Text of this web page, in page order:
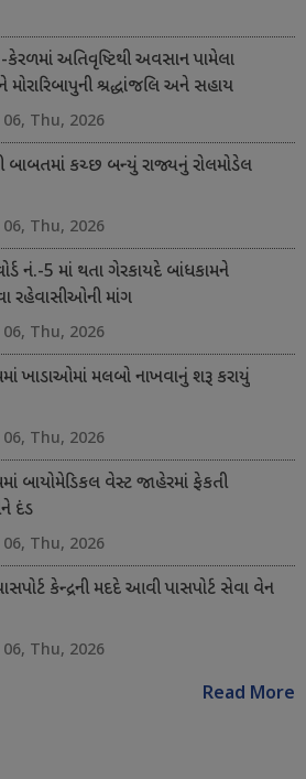
અતિવૃષ્ટિથી અવસાન પામેલા
મોરારિબાપુની શ્રદ્ધાંજલિ અને સહાય
Thu, 2026
બાબતમાં કચ્છ બન્યું રાજ્યનું રોલમોડેલ
Thu, 2026
નં.-5 માં થતા ગેરકાયદે બાંધકામને
રહેવાસીઓની માંગ
Thu, 2026
ખાડાઓમાં મલબો નાખવાનું શરૂ કરાયું
Thu, 2026
બાયોમેડિકલ વેસ્ટ જાહેરમાં ફેકતી
દંડ
Thu, 2026
કેન્દ્રની મદદે આવી પાસપોર્ટ સેવા વેન
Thu, 2026
Read More